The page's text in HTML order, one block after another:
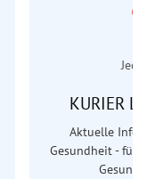
KURIER
Aktuelle
Gesundheit - für